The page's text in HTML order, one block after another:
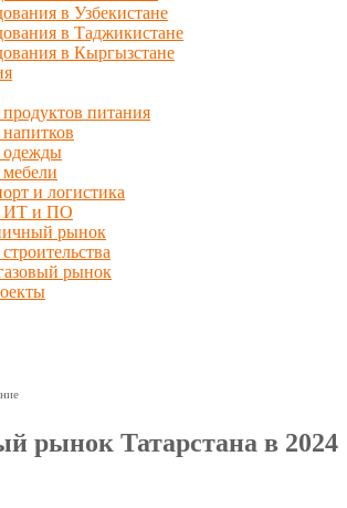
в Узбекистане
в Таджикистане
в Кыргызстане
питания
и логистика
ИТ и ПО
рынок
рынок
рынок Татарстана в 2024